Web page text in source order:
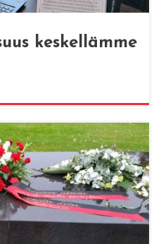
kes­kel­läm­me